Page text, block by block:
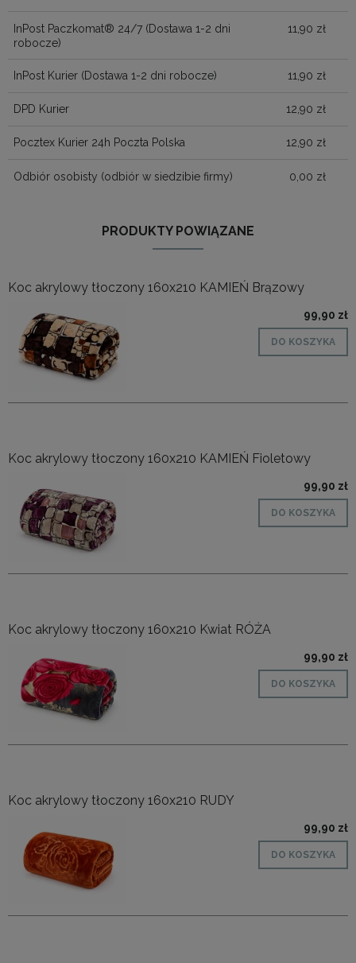
InPost Paczkomat® 24/7 (Dostawa 1-2 dni
robocze)
11,90 zł
InPost Kurier (Dostawa 1-2 dni robocze) 11,90 zł
DPD Kurier 12,90 zł
Pocztex Kurier 24h Poczta Polska 12,90 zł
Odbiór osobisty (odbiór w siedzibie firmy) 0,00 zł
PRODUKTY POWIĄZANE
Koc akrylowy tłoczony 160x210 KAMIEŃ Brązowy
99,90 zł
DO KOSZYKA
Koc akrylowy tłoczony 160x210 KAMIEŃ Fioletowy
99,90 zł
DO KOSZYKA
Koc akrylowy tłoczony 160x210 Kwiat RÓŻA
99,90 zł
DO KOSZYKA
Koc akrylowy tłoczony 160x210 RUDY
99,90 zł
DO KOSZYKA